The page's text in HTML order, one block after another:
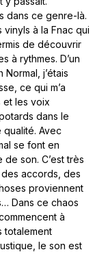
dans ce genre-là.
à la Fnac qui
de découvrir
à rythmes. D’un
j’étais
ce qui m’a
et les voix
dans le
qualité. Avec
se font en
son. C’est très
des accords, des
proviennent
Dans ce chaos
à
totalement
le son est